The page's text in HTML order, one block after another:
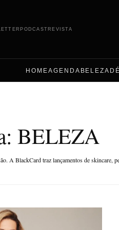
PODCAST REVISTA
HOMEAGENDA BELEZA
BELEZA
A BlackCard traz lançamentos de